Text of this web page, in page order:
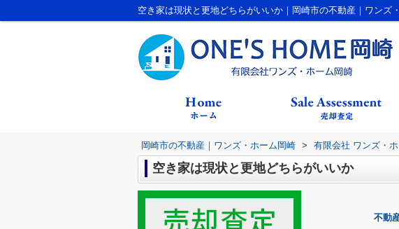
空き家は現状と更地どちらがいいか｜岡崎市の不動産｜ワンズ
岡崎市の不動産｜ワンズ・ホーム岡崎 > 有限会社 ワンズ・
空き家は現状と更地どちらがいいか
不動